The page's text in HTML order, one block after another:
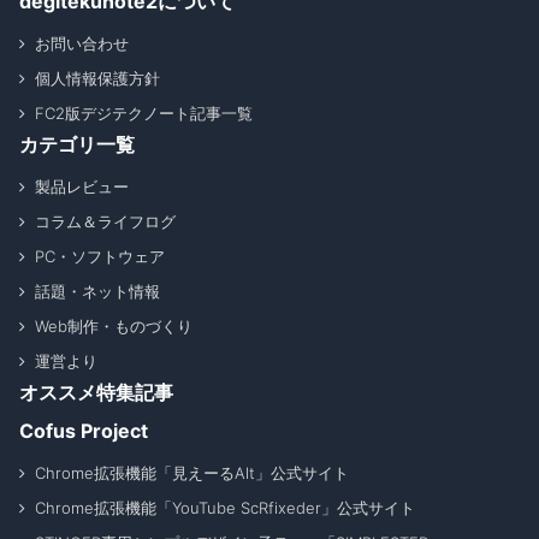
お問い合わせ
個人情報保護方針
FC2版デジテクノート記事一覧
カテゴリ一覧
製品レビュー
コラム＆ライフログ
PC・ソフトウェア
話題・ネット情報
Web制作・ものづくり
運営より
オススメ特集記事
Cofus Project
Chrome拡張機能「見えーるAlt」公式サイト
Chrome拡張機能「YouTube ScRfixeder」公式サイト